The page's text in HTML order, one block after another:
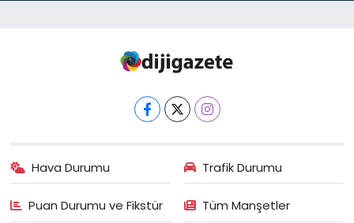
Hava Durumu Trafik Durumu
Puan Durumu ve Fikstür Tüm Manşetler